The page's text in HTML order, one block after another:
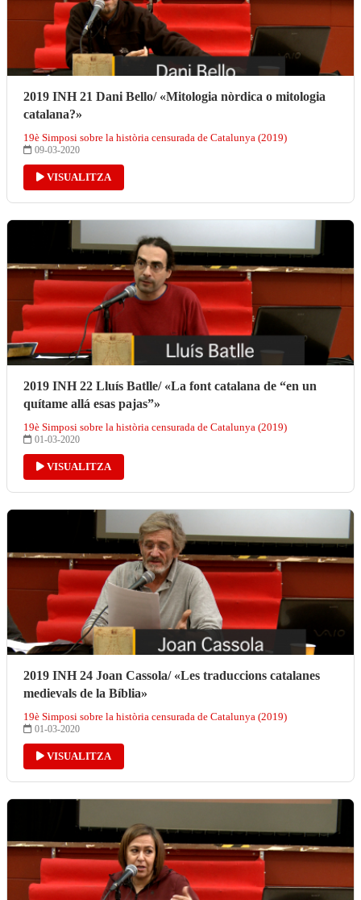
2019 INH 21 Dani Bello/ «Mitologia nòrdica o mitologia
catalana?»
19è Simposi sobre la història censurada de Catalunya (2019)
09-03-2020
VISUALITZA
2019 INH 22 Lluís Batlle/ «La font catalana de “en un
quítame allá esas pajas”»
19è Simposi sobre la història censurada de Catalunya (2019)
01-03-2020
VISUALITZA
2019 INH 24 Joan Cassola/ «Les traduccions catalanes
medievals de la Bíblia»
19è Simposi sobre la història censurada de Catalunya (2019)
01-03-2020
VISUALITZA